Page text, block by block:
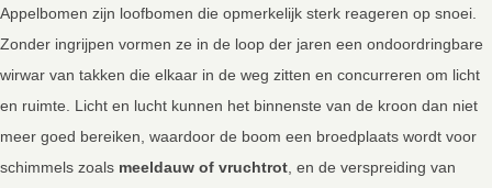
Appelbomen zijn loofbomen die opmerkelijk sterk reageren op snoei.
Zonder ingrijpen vormen ze in de loop der jaren een ondoordringbare
wirwar van takken die elkaar in de weg zitten en concurreren om licht
en ruimte. Licht en lucht kunnen het binnenste van de kroon dan niet
meer goed bereiken, waardoor de boom een broedplaats wordt voor
schimmels zoals meeldauw of vruchtrot , en de verspreiding van